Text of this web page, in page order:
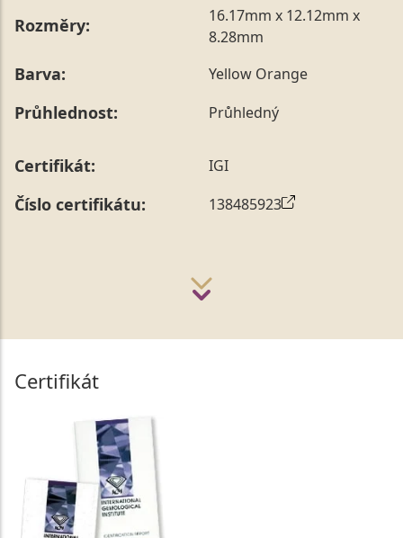
Rozměry:
16.17mm x 12.12mm x
8.28mm
Barva: Yellow Orange
Průhlednost: Průhledný
Certifikát: IGI
Číslo certifikátu: 138485923
Certifikát